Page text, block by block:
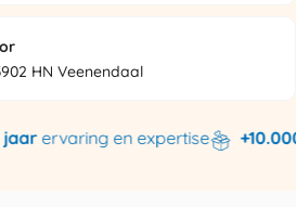
HN Veenendaal
ervaring en expertise